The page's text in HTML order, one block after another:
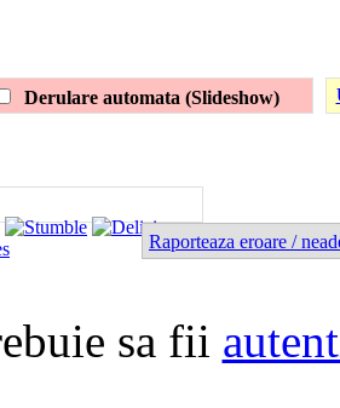
Derulare automata (Slideshow)
Raporteaza eroare /
sa fii